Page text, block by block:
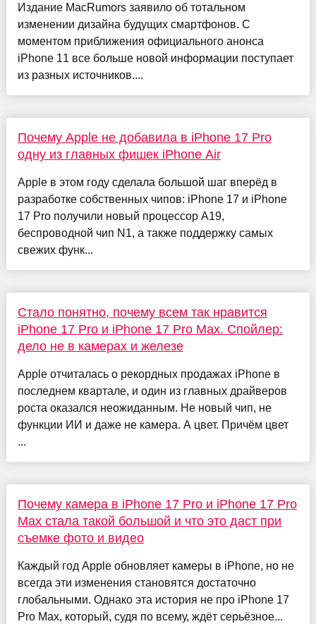
Издание MacRumors заявило об тотальном
изменении дизайна будущих смартфонов. С
моментом приближения официального анонса
iPhone 11 все больше новой информации поступает
из разных источников....
Почему Apple не добавила в iPhone 17 Pro
одну из главных фишек iPhone Air
Apple в этом году сделала большой шаг вперёд в
разработке собственных чипов: iPhone 17 и iPhone
17 Pro получили новый процессор A19,
беспроводной чип N1, а также поддержку самых
свежих функ...
Стало понятно, почему всем так нравится
iPhone 17 Pro и iPhone 17 Pro Max. Спойлер:
дело не в камерах и железе
Apple отчиталась о рекордных продажах iPhone в
последнем квартале, и один из главных драйверов
роста оказался неожиданным. Не новый чип, не
функции ИИ и даже не камера. А цвет. Причём цвет
...
Почему камера в iPhone 17 Pro и iPhone 17 Pro
Max стала такой большой и что это даст при
съемке фото и видео
Каждый год Apple обновляет камеры в iPhone, но не
всегда эти изменения становятся достаточно
глобальными. Однако эта история не про iPhone 17
Pro Max, который, судя по всему, ждёт серьёзное...